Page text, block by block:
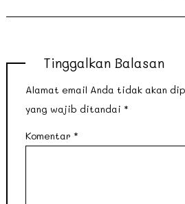
Tinggalkan Balasan
Alamat email Anda tidak akan
yang wajib ditandai *
Komentar *